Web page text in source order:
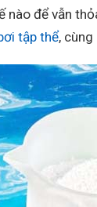
nào để vẫn
tập thể,